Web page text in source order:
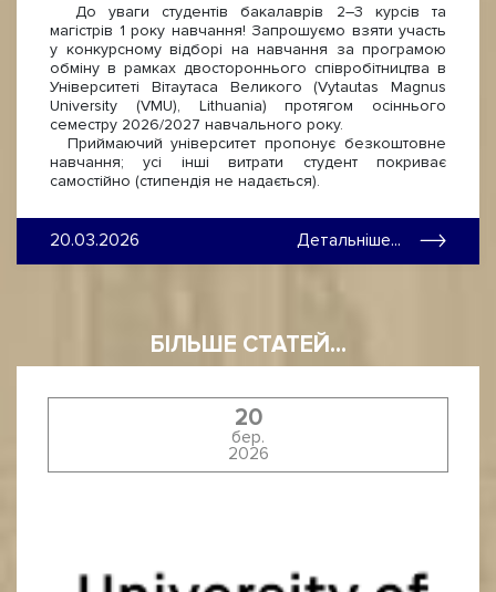
До уваги студентів бакалаврів 2–3 курсів та
магістрів 1 року навчання! Запрошуємо взяти участь
у конкурсному відборі на навчання за програмою
обміну в рамках двостороннього співробітництва в
Університеті Вітаутаса Великого (Vytautas Magnus
University (VMU), Lithuania) протягом осіннього
семестру 2026/2027 навчального року.
Приймаючий університет пропонує безкоштовне
навчання; усі інші витрати студент покриває
самостійно (стипендія не надається).
20.03.2026 Детальніше...
БІЛЬШЕ СТАТЕЙ...
20
бер.
2026